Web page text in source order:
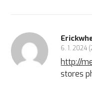
6. 1. 2024
http://
stores